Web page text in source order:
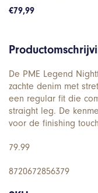
€79,99
De PME Legend
zachte denim met
een regular fit die
straight leg. De
voor de finishing
79.99
8720672856379